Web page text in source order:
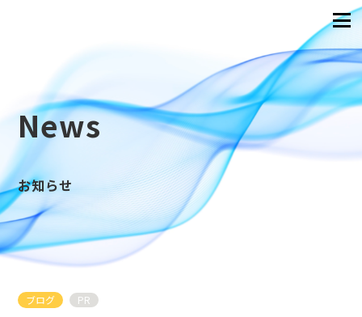
News
お知らせ
ブログ PR